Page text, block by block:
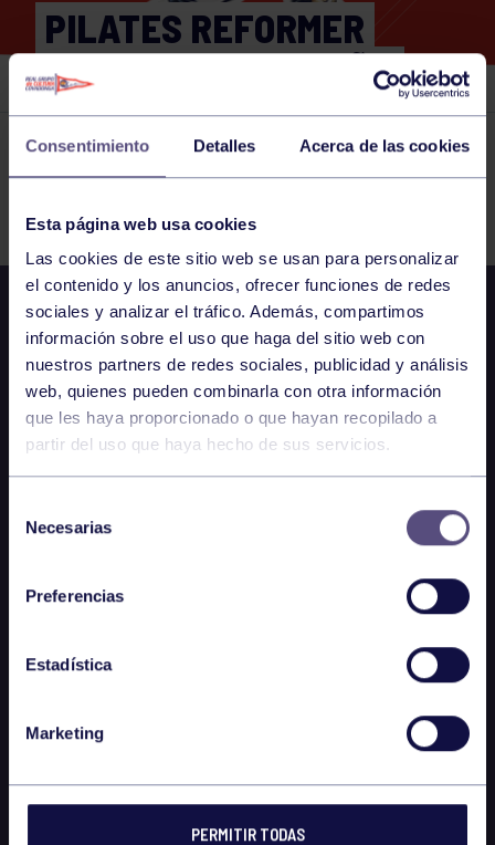
Consentimiento Detalles Acerca de las cookies
Esta página web usa cookies
Las cookies de este sitio web se usan para personalizar
el contenido y los anuncios, ofrecer funciones de redes
sociales y analizar el tráfico. Además, compartimos
información sobre el uso que haga del sitio web con
nuestros partners de redes sociales, publicidad y análisis
web, quienes pueden combinarla con otra información
que les haya proporcionado o que hayan recopilado a
partir del uso que haya hecho de sus servicios.
Necesarias
Preferencias
Estadística
Marketing
PERMITIR TODAS
PILATES REFORMER
19:00. GRUPO BEGOÑA